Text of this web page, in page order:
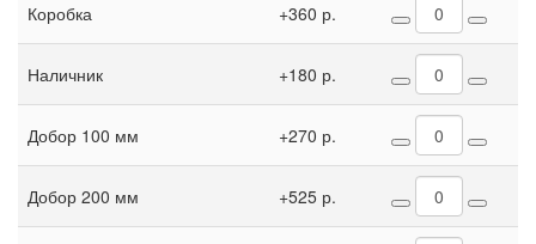
Коробка +360 р.
Наличник +180 р.
Добор 100 мм +270 р.
Добор 200 мм +525 р.